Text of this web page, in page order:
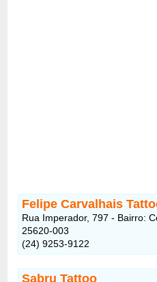
Felipe Carvalhais
Rua Imperador, 797 - Bairro:
25620-003
(24) 9253-9122
Sabru Tattoo